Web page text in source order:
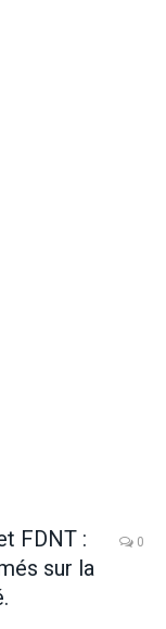
FDNT :
sur la
0